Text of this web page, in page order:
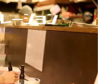
ーション